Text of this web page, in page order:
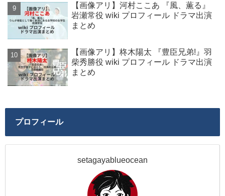
【画像アリ】河村ここあ 『風、薫る』
岩瀬常役 wiki プロフィール ドラマ出演
まとめ
【画像アリ】柊木陽太 『豊臣兄弟!』羽
柴秀勝役 wiki プロフィール ドラマ出演
まとめ
プロフィール
setagayablueocean